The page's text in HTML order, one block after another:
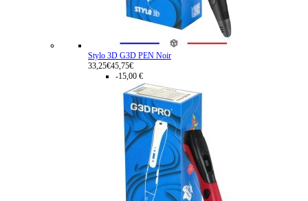
Stylo 3D G3D PEN Noir
33,25€45,75€
-15,00 €